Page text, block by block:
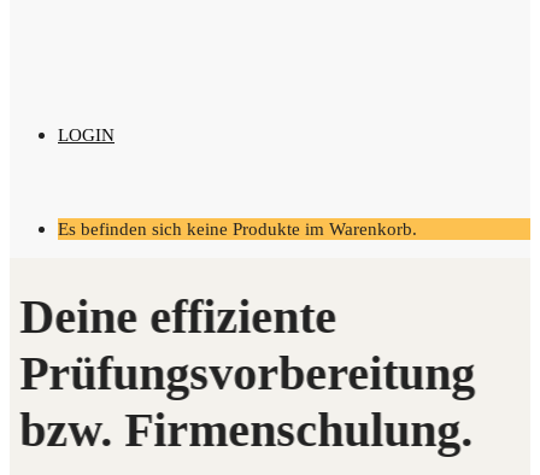
LOGIN
Es befinden sich keine Produkte im Warenkorb.